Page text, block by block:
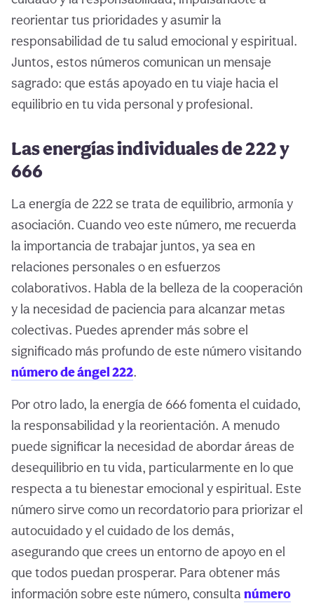
reorientar tus prioridades y asumir la
responsabilidad de tu salud emocional y espiritual.
Juntos, estos números comunican un mensaje
sagrado: que estás apoyado en tu viaje hacia el
equilibrio en tu vida personal y profesional.
Las energías individuales de 222 y
666
La energía de 222 se trata de equilibrio, armonía y
asociación. Cuando veo este número, me recuerda
la importancia de trabajar juntos, ya sea en
relaciones personales o en esfuerzos
colaborativos. Habla de la belleza de la cooperación
y la necesidad de paciencia para alcanzar metas
colectivas. Puedes aprender más sobre el
significado más profundo de este número visitando
número de ángel 222.
Por otro lado, la energía de 666 fomenta el cuidado,
la responsabilidad y la reorientación. A menudo
puede significar la necesidad de abordar áreas de
desequilibrio en tu vida, particularmente en lo que
respecta a tu bienestar emocional y espiritual. Este
número sirve como un recordatorio para priorizar el
autocuidado y el cuidado de los demás,
asegurando que crees un entorno de apoyo en el
que todos puedan prosperar. Para obtener más
información sobre este número, consulta número